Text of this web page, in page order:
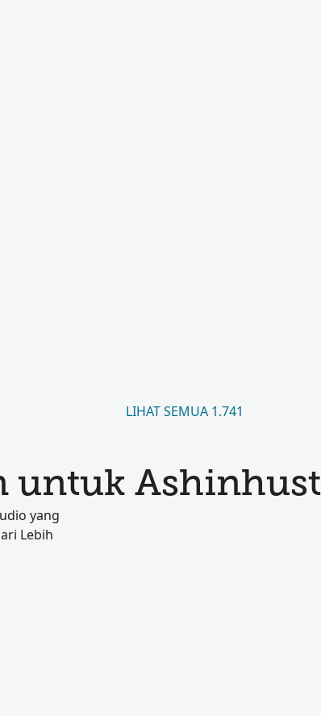
LIHAT SEMUA 1.741
untuk Ashinhust
yang
Lebih